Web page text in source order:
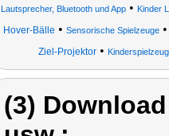
Lautsprecher, Bluetooth und App • Kinder
Hover-Bälle • Sensorische Spielzeuge
Ziel-Projektor•
(3)